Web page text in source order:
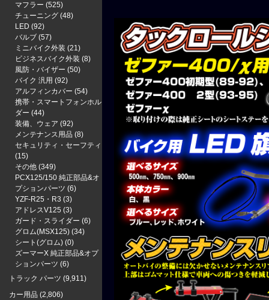
マフラー (525)
チューニング (48)
LED (92)
バルブ (57)
ミニバイク外装 (21)
ビジネスバイク外装 (8)
風防・バイザー (50)
バイク 汎用 (92)
アルフィンカバー (54)
携帯・スマートフォンホル
ダー (44)
装備、ウェア (92)
メンテナンス用品 (8)
セキュリティ・セーフティ
(15)
その他 (349)
PCX125/150 純正部品&オ
プションパーツ (6)
YZF-R25・R3 (3)
アドレスV125 (3)
ガード・スライダー (6)
グロム(MSX125) (34)
シート(グロム) (0)
ズーマーX 純正部品&オプ
ションパーツ (6)
トラック パーツ (9,911)
カー用品 (2,806)